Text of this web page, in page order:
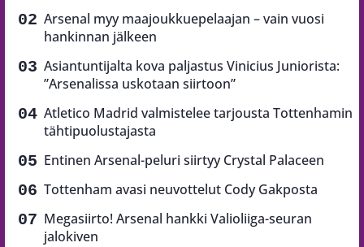
Arsenal myy maajoukkuepelaajan – vain vuosi
hankinnan jälkeen
Asiantuntijalta kova paljastus Vinicius Juniorista:
”Arsenalissa uskotaan siirtoon”
Atletico Madrid valmistelee tarjousta Tottenhamin
tähtipuolustajasta
Entinen Arsenal-peluri siirtyy Crystal Palaceen
Tottenham avasi neuvottelut Cody Gakposta
Megasiirto! Arsenal hankki Valioliiga-seuran
jalokiven